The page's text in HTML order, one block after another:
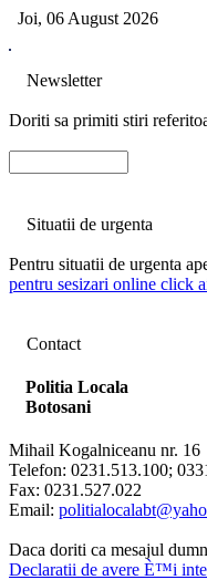
Joi, 06 August 2026
Newsletter
Doriti sa primiti stiri
Situatii de urgenta
Pentru situatii de urgenta
pentru sesizari online click
Contact
Politia Locala
Botosani
Mihail Kogalniceanu nr. 16
Telefon: 0231.513.100;
Fax: 0231.527.022
Email:
Daca doriti ca mesajul
Declaratii de avere È™i